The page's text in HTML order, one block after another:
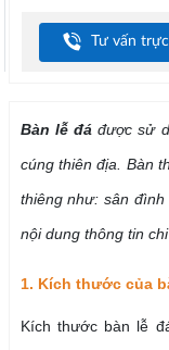
Tư vấn
Bàn lễ đá được sử
cúng thiên địa. Bàn
thiêng như: sân
nội dung thông tin
1. Kích thước của
Kích thước bàn lễ